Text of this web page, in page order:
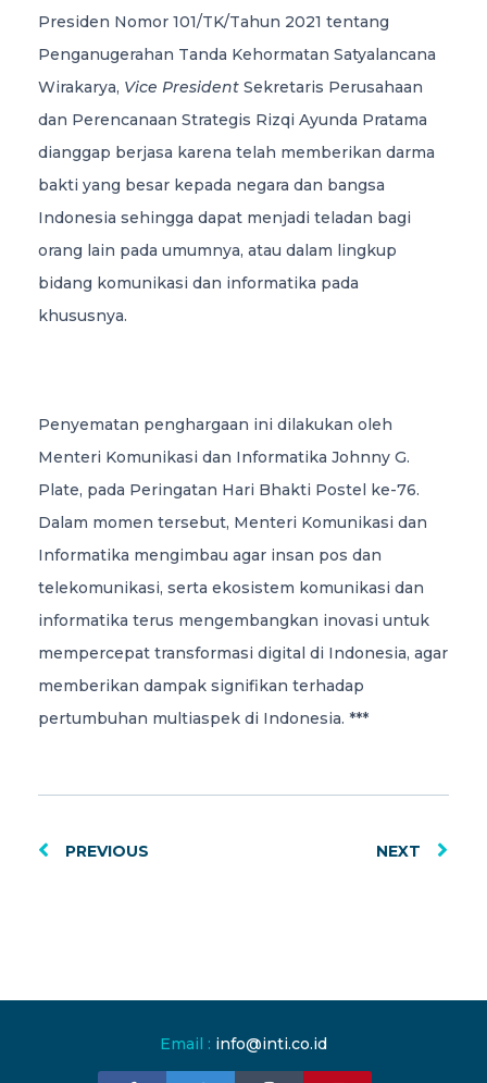
Presiden Nomor 101/TK/Tahun 2021 tentang
Penganugerahan Tanda Kehormatan Satyalancana
Wirakarya, Vice President Sekretaris Perusahaan
dan Perencanaan Strategis Rizqi Ayunda Pratama
dianggap berjasa karena telah memberikan darma
bakti yang besar kepada negara dan bangsa
Indonesia sehingga dapat menjadi teladan bagi
orang lain pada umumnya, atau dalam lingkup
bidang komunikasi dan informatika pada
khususnya.
Penyematan penghargaan ini dilakukan oleh
Menteri Komunikasi dan Informatika Johnny G.
Plate, pada Peringatan Hari Bhakti Postel ke-76.
Dalam momen tersebut, Menteri Komunikasi dan
Informatika mengimbau agar insan pos dan
telekomunikasi, serta ekosistem komunikasi dan
informatika terus mengembangkan inovasi untuk
mempercepat transformasi digital di Indonesia, agar
memberikan dampak signifikan terhadap
pertumbuhan multiaspek di Indonesia. ***
PREVIOUS NEXT
Email : info@inti.co.id